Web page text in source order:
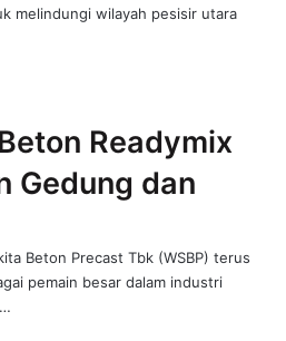
melindungi wilayah pesisir utara
Readymix
Gedung dan
Beton Precast Tbk (WSBP) terus
pemain besar dalam industri